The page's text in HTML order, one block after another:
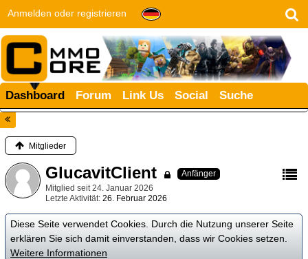
Anmelden oder registrieren
Dashboard Forum Link Us Social Suche
Mitglieder
GlucavitClient
Anfänger
Mitglied seit 24. Januar 2026
Letzte Aktivität 26. Februar 2026
Diese Seite verwendet Cookies. Durch die Nutzung unserer Seite
erklären Sie sich damit einverstanden, dass wir Cookies setzen.
Weitere Informationen